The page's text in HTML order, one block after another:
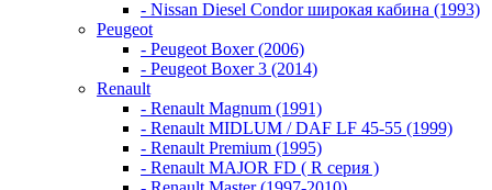
- Nissan Diesel Condor широкая кабина (1993)
Peugeot
- Peugeot Boxer (2006)
- Peugeot Boxer 3 (2014)
Renault
- Renault Magnum (1991)
- Renault MIDLUM / DAF LF 45-55 (1999)
- Renault Premium (1995)
- Renault MAJOR FD ( R серия )